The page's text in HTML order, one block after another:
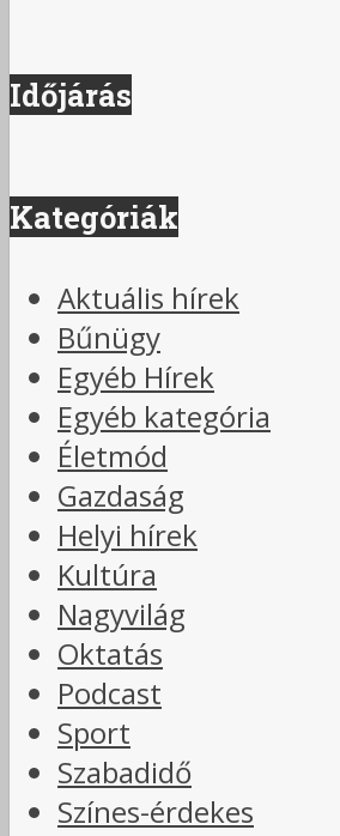
Időjárás
Kategóriák
Aktuális hírek
Bűnügy
Egyéb Hírek
Egyéb kategória
Életmód
Gazdaság
Helyi hírek
Kultúra
Nagyvilág
Oktatás
Podcast
Sport
Szabadidő
Színes-érdekes